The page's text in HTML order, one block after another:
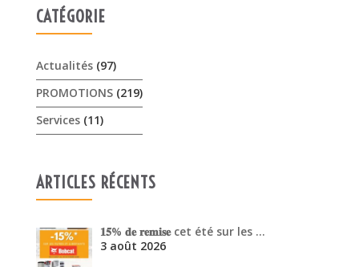
𝟏𝟓% 𝐝𝐞 𝐫𝐞𝐦𝐢𝐬𝐞 cet été sur les …
3 août 2026
Offres Pellenc olivion peigne …